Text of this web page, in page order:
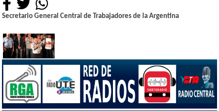
Secretario General Central de Trabajadores de la Argentina